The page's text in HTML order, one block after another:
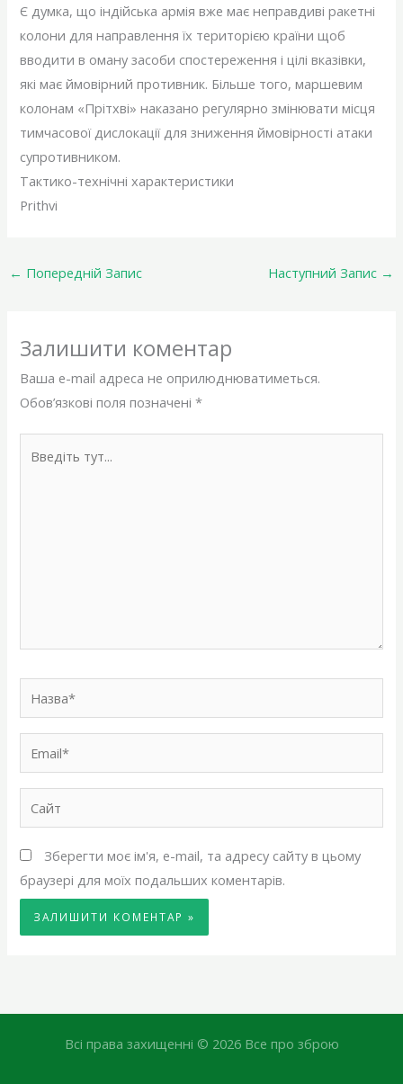
Є думка, що індійська армія вже має неправдиві ракетні
колони для направлення їх територією країни щоб
вводити в оману засоби спостереження і цілі вказівки,
які має ймовірний противник. Більше того, маршевим
колонам «Прітхві» наказано регулярно змінювати місця
тимчасової дислокації для зниження ймовірності атаки
супротивником.
Тактико-технічні характеристики
Prithvi
← Попередній Запис Наступний Запис →
Залишити коментар
Ваша e-mail адреса не оприлюднюватиметься.
Обов’язкові поля позначені*
Сайт
Зберегти моє ім'я, e-mail, та адресу сайту в цьому
браузері для моїх подальших коментарів.
Всі права захищенні © 2026 Все про зброю